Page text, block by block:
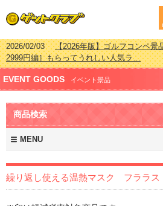
2026/02/03【2026年版】ゴルフコンペ景
2999円編］もらってうれしい人気ラ…
2026/07/15【2026年版】ビンゴゲーム景
ング 更新しました！
2026/04/03【2026年版】ゴルフコンペ景
2999円編］もらってうれしい人気ラ…
2026/02/16
新しました！
EVENT GOODS イベント景品
商品検索
MENU
繰り返し使える温熱マスク フララス